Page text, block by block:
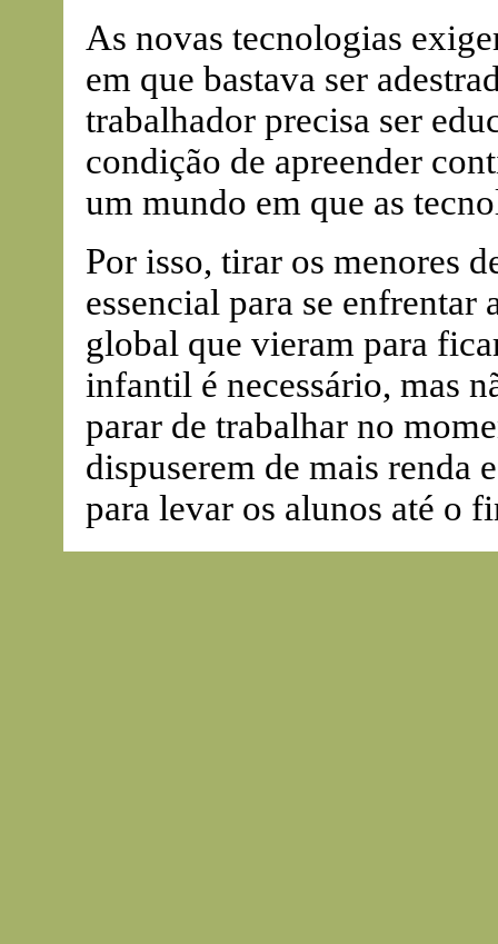
As novas tecnologias
em que bastava ser
trabalhador precisa ser
condição de apreender
um mundo em que as
Por isso, tirar os menores
essencial para se
global que vieram para
infantil é necessário, mas
parar de trabalhar no
dispuserem de mais renda
para levar os alunos até o